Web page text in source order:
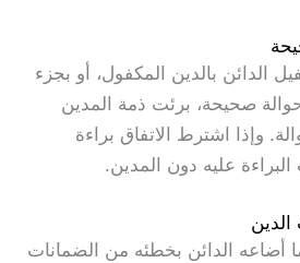
الدائن بالدين المكفول، أو بجزء
صحيحة، برئت ذمة المدين
وإذا اشترط الاتفاق براءة
عليه دون المدين.
الدين
أضاعه الدائن بخطئه من الضمانات